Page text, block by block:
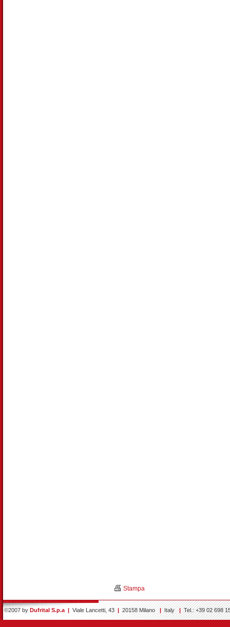
Stampa
©2007 by Dufrital S.p.a | Viale Lancetti, 43 | 20158 Milano |Italy|Tel.: +39 02 698